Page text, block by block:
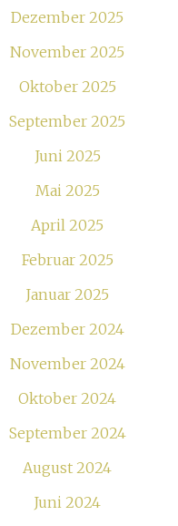
Dezember 2025
November 2025
Oktober 2025
September 2025
Juni 2025
Mai 2025
April 2025
Februar 2025
Januar 2025
Dezember 2024
November 2024
Oktober 2024
September 2024
August 2024
Juni 2024